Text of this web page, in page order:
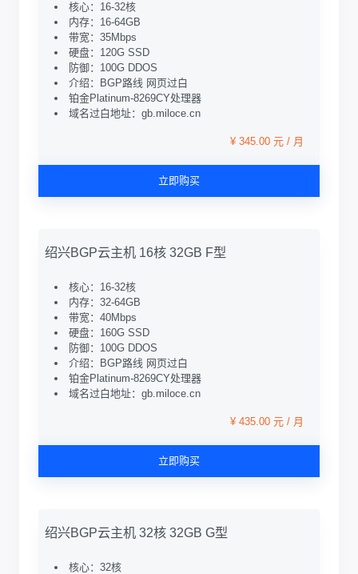
核心：16-32核
内存：16-64GB
带宽：35Mbps
硬盘：120G SSD
防御：100G DDOS
介绍：BGP路线 网页过白
铂金Platinum-8269CY处理器
域名过白地址：gb.miloce.cn
¥ 345.00 元 / 月
立即购买
绍兴BGP云主机 16核 32GB F型
核心：16-32核
内存：32-64GB
带宽：40Mbps
硬盘：160G SSD
防御：100G DDOS
介绍：BGP路线 网页过白
铂金Platinum-8269CY处理器
域名过白地址：gb.miloce.cn
¥ 435.00 元 / 月
立即购买
绍兴BGP云主机 32核 32GB G型
核心：32核